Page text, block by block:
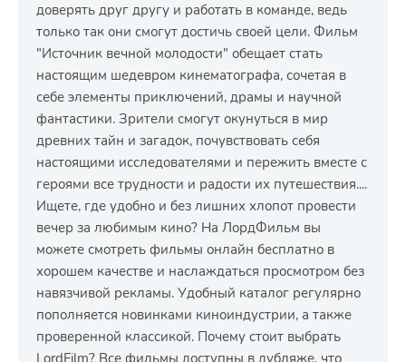
доверять друг другу и работать в команде, ведь
только так они смогут достичь своей цели. Фильм
"Источник вечной молодости" обещает стать
настоящим шедевром кинематографа, сочетая в
себе элементы приключений, драмы и научной
фантастики. Зрители смогут окунуться в мир
древних тайн и загадок, почувствовать себя
настоящими исследователями и пережить вместе с
героями все трудности и радости их путешествия....
Ищете, где удобно и без лишних хлопот провести
вечер за любимым кино? На ЛордФильм вы
можете смотреть фильмы онлайн бесплатно в
хорошем качестве и наслаждаться просмотром без
навязчивой рекламы. Удобный каталог регулярно
пополняется новинками киноиндустрии, а также
проверенной классикой. Почему стоит выбрать
LordFilm? Все фильмы доступны в дубляже, что